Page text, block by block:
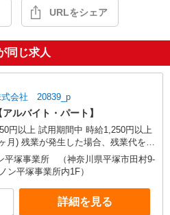
URLをシェア
同じ求人
式会社 20839_p
ルバイト・パート】
間中 時給1,250円以上
、残業代を1
支給します。
平塚事業所 （神奈川県平塚市田村9-
平塚事業所内1F）
詳細を見る